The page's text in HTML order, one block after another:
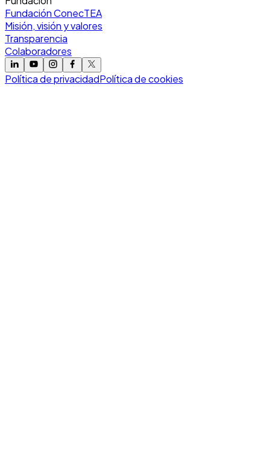
Fundación ConecTEA
Misión, visión y valores
Transparencia
Colaboradores
Política de privacidadPolítica de cookies